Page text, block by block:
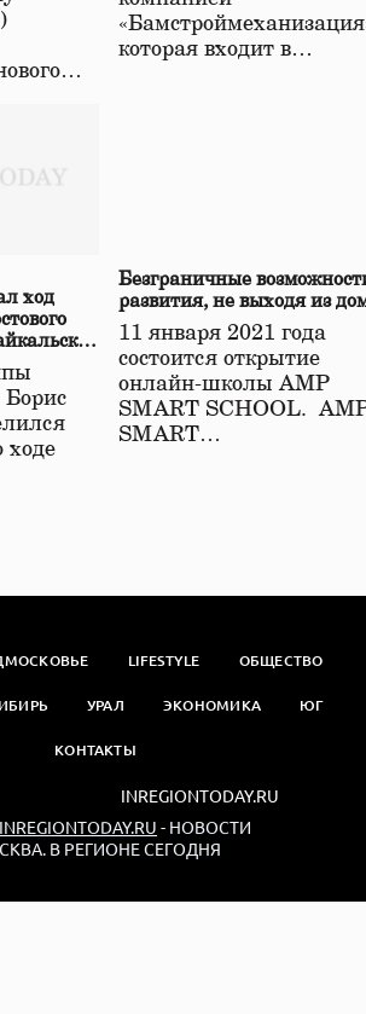
которая входит в…
ход
ходе
Безграничные
развития, не выходя из
11 января 2021 года
состоится открытие
онлайн-школы АМР
SMART SCHOOL.
SMART…
LIFESTYLE ОБЩЕСТВО
УРАЛ ЭКОНОМИКА ЮГ
КОНТАКТЫ
INREGIONTODAY.RU - НОВОСТИ
В РЕГИОНЕ СЕГОДНЯ